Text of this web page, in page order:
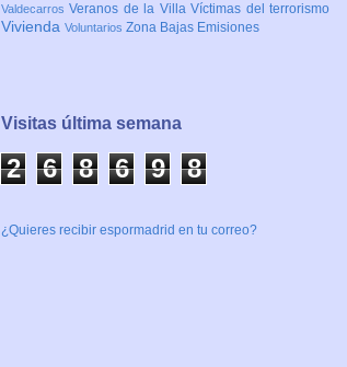
ValdecarrosVeranos de la VillaVíctimas del terrorismo
Vivienda Voluntarios Zona Bajas Emisiones
Visitas última semana
2 6 8 6 9 8
¿Quieres recibir espormadrid en tu correo?